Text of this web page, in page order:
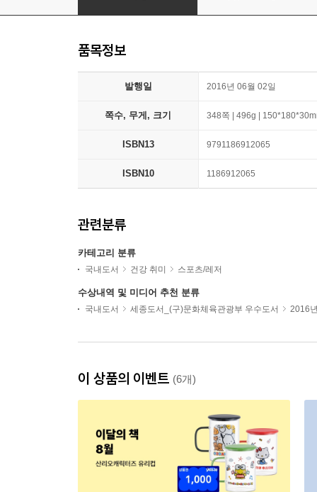
품목정보
발행일 2016년 06월 02일
쪽수, 무게, 크기 348쪽 | 496g |
ISBN13 9791186912065
ISBN10 1186912065
관련분류
카테고리 분류
국내도서 건강 취미 스포츠/레저
수상내역 및 미디어 추천 분류
국내도서 세종도서_(구)문화체육관광부 우수도서 2016
이 상품의 이벤트 (6개)